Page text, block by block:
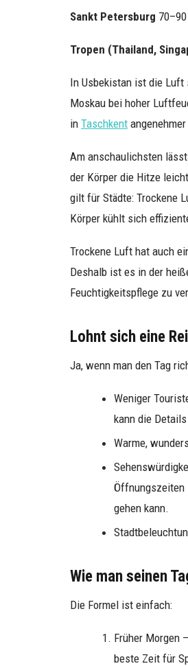
Sankt Petersburg
Tropen (Thailand,
In Usbekistan ist die Luft
Moskau bei hoher
in Taschkent
Am anschaulichsten
der Körper die Hitze
gilt für Städte: Trockene
Körper kühlt sich
Trockene Luft hat auch
Deshalb ist es in der
Feuchtigkeitspflege zu
Lohnt sich eine
Ja, wenn man den Tag
Weniger
kann die
Warme,
Öffnungszeiten
gehen kann.
Wie man seinen
Die Formel ist einfach:
Früher Morgen
beste Zeit für